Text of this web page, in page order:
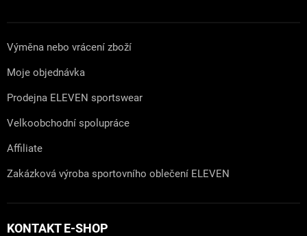
Výměna nebo vrácení zboží
Moje objednávka
Prodejna ELEVEN sportswear
Velkoobchodní spolupráce
Affiliate
Zakázková výroba sportovního oblečení ELEVEN
KONTAKT E-SHOP